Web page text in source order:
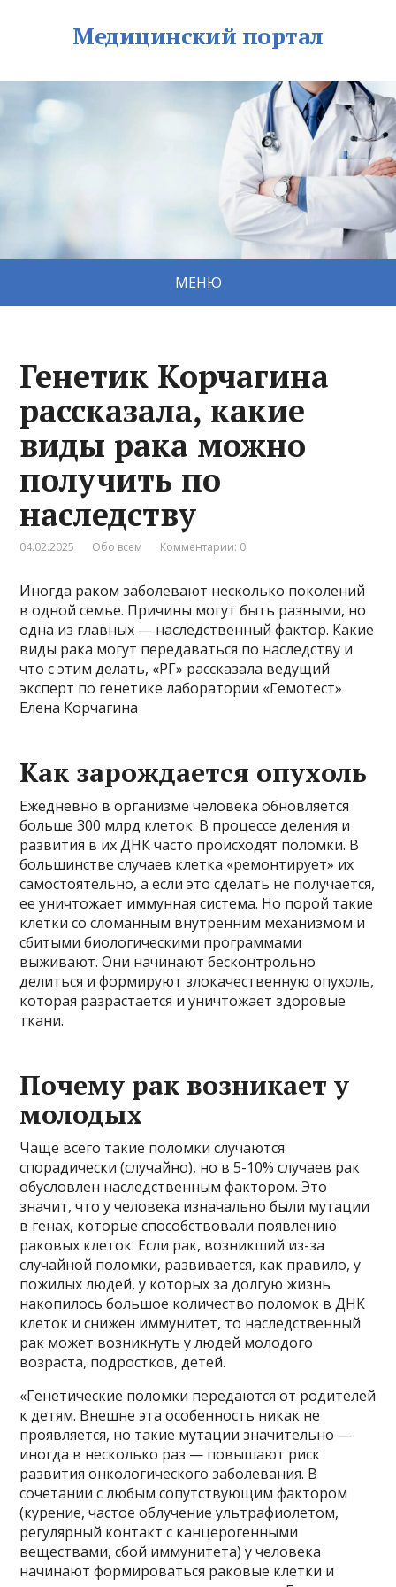
Медицинский портал
МЕНЮ
Генетик Корчагина
рассказала, какие
виды рака можно
получить по
наследству
04.02.2025 Обо всем Комментарии: 0
Иногда раком заболевают несколько поколений
в одной семье. Причины могут быть разными, но
одна из главных — наследственный фактор. Какие
виды рака могут передаваться по наследству и
что с этим делать, «РГ» рассказала ведущий
эксперт по генетике лаборатории «Гемотест»
Елена Корчагина
Как зарождается опухоль
Ежедневно в организме человека обновляется
больше 300 млрд клеток. В процессе деления и
развития в их ДНК часто происходят поломки. В
большинстве случаев клетка «ремонтирует» их
самостоятельно, а если это сделать не получается,
ее уничтожает иммунная система. Но порой такие
клетки со сломанным внутренним механизмом и
сбитыми биологическими программами
выживают. Они начинают бесконтрольно
делиться и формируют злокачественную опухоль,
которая разрастается и уничтожает здоровые
ткани.
Почему рак возникает у
молодых
Чаще всего такие поломки случаются
спорадически (случайно), но в 5-10% случаев рак
обусловлен наследственным фактором. Это
значит, что у человека изначально были мутации
в генах, которые способствовали появлению
раковых клеток. Если рак, возникший из-за
случайной поломки, развивается, как правило, у
пожилых людей, у которых за долгую жизнь
накопилось большое количество поломок в ДНК
клеток и снижен иммунитет, то наследственный
рак может возникнуть у людей молодого
возраста, подростков, детей.
«Генетические поломки передаются от родителей
к детям. Внешне эта особенность никак не
проявляется, но такие мутации значительно —
иногда в несколько раз — повышают риск
развития онкологического заболевания. В
сочетании с любым сопутствующим фактором
(курение, частое облучение ультрафиолетом,
регулярный контакт с канцерогенными
веществами, сбой иммунитета) у человека
начинают формироваться раковые клетки и